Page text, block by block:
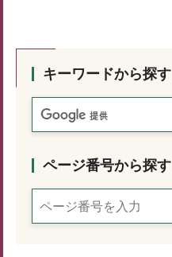
キーワードから探す
ページ番号から探す